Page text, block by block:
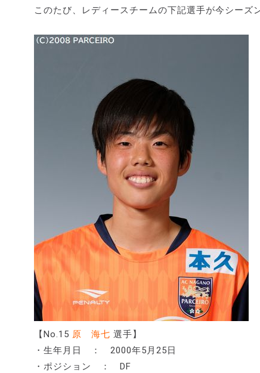
このたび、レディースチームの下記選手が今シーズ
【No.15 原 海七 選手】
・生年月日 ： 2000年5月25日
・ポジション ： DF